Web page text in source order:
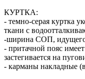
КУРТКА:
- темно-серая куртка
ткани с
-ширина СОП, идущего
- притачной пояс
застегивается на
- карманы накладные